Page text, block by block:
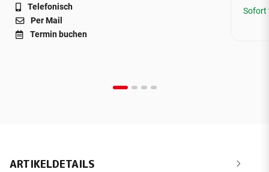
Telefonisch
Per Mail
Termin buchen
Sofort
ARTIKELDETAILS